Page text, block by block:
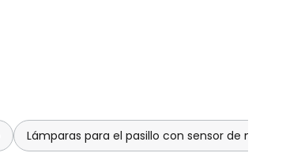
Lámparas para el pasillo con sensor de